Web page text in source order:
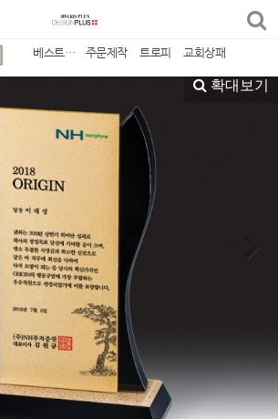
베스트상품 주문제작 트로피 교회상패
블랙 크리스탈 상패